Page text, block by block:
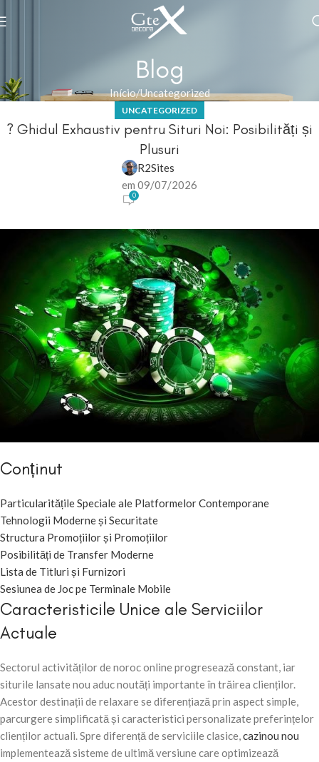
Blog
Início Uncategorized
UNCATEGORIZED
? Ghidul Exhaustiv pentru Situri Noi: Posibilități și
Plusuri
R2Sites
em 09/07/2026
0
Conținut
Particularitățile Speciale ale Platformelor Contemporane
Tehnologii Moderne și Securitate
Structura Promoțiilor și Promoțiilor
Posibilități de Transfer Moderne
Lista de Titluri și Furnizori
Sesiunea de Joc pe Terminale Mobile
Caracteristicile Unice ale Serviciilor
Actuale
Sectorul activităților de noroc online progresează constant, iar
siturile lansate nou aduc noutăți importante în trăirea clienților.
Acestor destinații de relaxare se diferențiază prin aspect simple,
parcurgere simplificată și caracteristici personalizate preferințelor
clienților actuali. Spre diferență de serviciile clasice,cazinou nou
implementează sisteme de ultimă versiune care optimizează